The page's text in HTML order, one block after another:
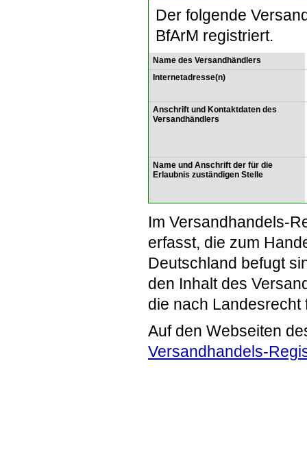
Der folgende
BfArM registriert.
Name des Versandhändlers
Internetadresse(n)
Anschrift und Kontaktdaten des
Versandhändlers
Name und Anschrift der für die
Erlaubnis zuständigen Stelle
Im Versandhandels-
erfasst, die zum
Deutschland befugt
den Inhalt des
die nach Landesrecht
Auf den Webseiten
Versandhandels-